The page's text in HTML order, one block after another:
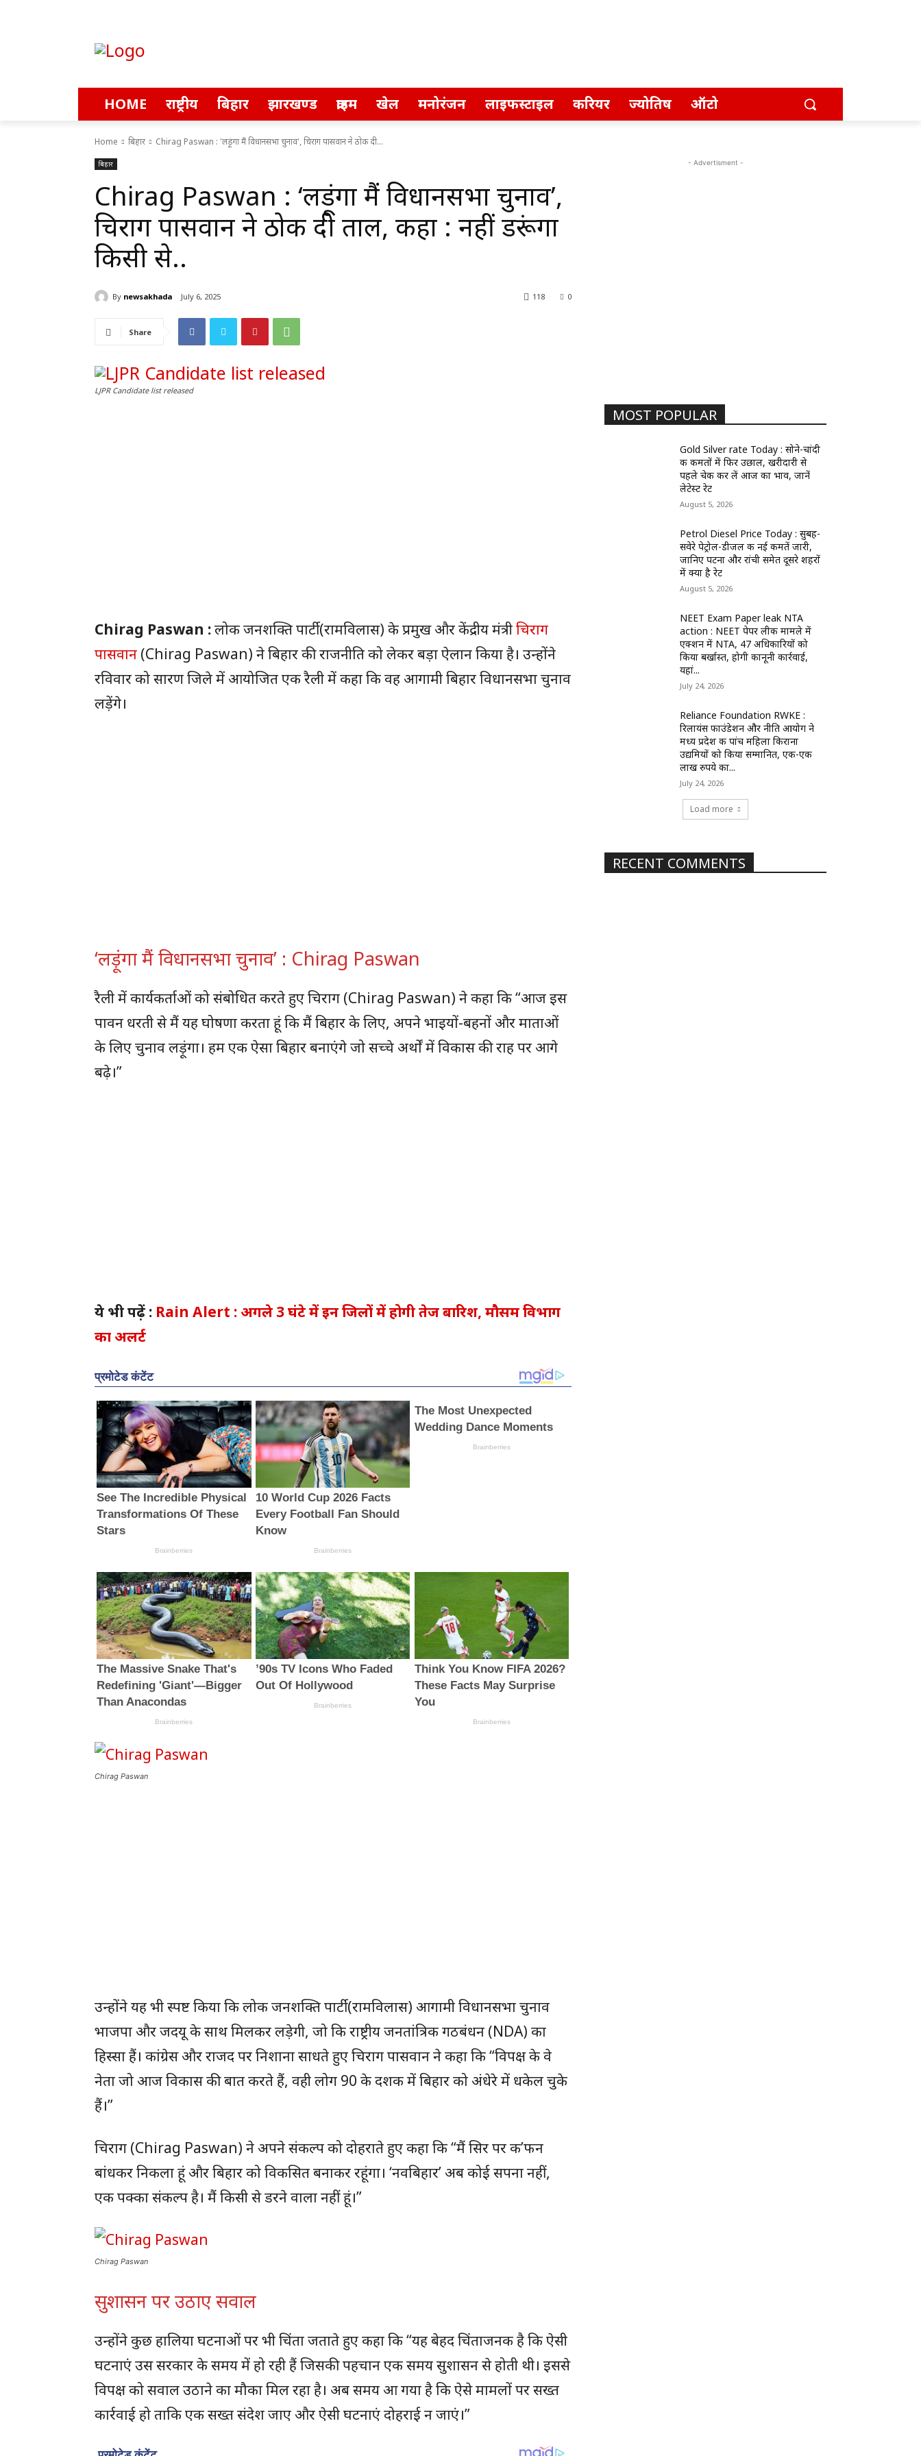
HOME राष्ट्रीय बिहार झारखण्ड क्राइम खेल मनोरंजन लाइफस्टाइल करियर ज्योतिष ऑटो
Home बिहार Chirag Paswan : 'लड़ूंगा मैं विधानसभा चुनाव', चिराग पासवान ने ठोक दी...
बिहार
Chirag Paswan : ‘लड़ूंगा मैं विधानसभा चुनाव’,
चिराग पासवान ने ठोक दी ताल, कहा : नहीं डरूंगा
किसी से..
By newsakhada July 6, 2025 0
118
Share
LJPR Candidate list released
Chirag Paswan :लोक जनशक्ति पार्टी (रामविलास) के प्रमुख और केंद्रीय मंत्रीचिराग
पासवान (Chirag Paswan) ने बिहार की राजनीति को लेकर बड़ा ऐलान किया है। उन्होंने
रविवार को सारण जिले में आयोजित एक रैली में कहा कि वह आगामी बिहार विधानसभा चुनाव
लड़ेंगे।
‘लड़ूंगा मैं विधानसभा चुनाव’ : Chirag Paswan
रैली में कार्यकर्ताओं को संबोधित करते हुए चिराग (Chirag Paswan) ने कहा कि “आज इस
पावन धरती से मैं यह घोषणा करता हूं कि मैं बिहार के लिए, अपने भाइयों-बहनों और माताओं
के लिए चुनाव लड़ूंगा। हम एक ऐसा बिहार बनाएंगे जो सच्चे अर्थों में विकास की राह पर आगे
बढ़े।”
ये भी पढ़ें : Rain Alert : अगले 3 घंटे में इन जिलों में होगी तेज बारिश, मौसम विभाग
का अलर्ट
Chirag Paswan
उन्होंने यह भी स्पष्ट किया कि लोक जनशक्ति पार्टी (रामविलास) आगामी विधानसभा चुनाव
भाजपा और जदयू के साथ मिलकर लड़ेगी, जो कि राष्ट्रीय जनतांत्रिक गठबंधन (NDA) का
हिस्सा हैं। कांग्रेस और राजद पर निशाना साधते हुए चिराग पासवान ने कहा कि “विपक्ष के वे
नेता जो आज विकास की बात करते हैं, वही लोग 90 के दशक में बिहार को अंधेरे में धकेल चुके
हैं।”
चिराग (Chirag Paswan) ने अपने संकल्प को दोहराते हुए कहा कि “मैं सिर पर क’फन
बांधकर निकला हूं और बिहार को विकसित बनाकर रहूंगा। ‘नवबिहार’ अब कोई सपना नहीं,
एक पक्का संकल्प है। मैं किसी से डरने वाला नहीं हूं।”
Chirag Paswan
सुशासन पर उठाए सवाल
उन्होंने कुछ हालिया घटनाओं पर भी चिंता जताते हुए कहा कि “यह बेहद चिंताजनक है कि ऐसी
घटनाएं उस सरकार के समय में हो रही हैं जिसकी पहचान एक समय सुशासन से होती थी। इससे
विपक्ष को सवाल उठाने का मौका मिल रहा है। अब समय आ गया है कि ऐसे मामलों पर सख्त
कार्रवाई हो ताकि एक सख्त संदेश जाए और ऐसी घटनाएं दोहराई न जाएं।”
- Advertisment -
MOST POPULAR
Gold Silver rate Today : सोने-चांदी
की कीमतों में फिर उछाल, खरीदारी से
पहले चेक कर लें आज का भाव, जानें
लेटेस्ट रेट
August 5, 2026
Petrol Diesel Price Today : सुबह-
सवेरे पेट्रोल-डीजल की नई कीमतें जारी,
जानिए पटना और रांची समेत दूसरे शहरों
में क्या है रेट
August 5, 2026
NEET Exam Paper leak NTA
action : NEET पेपर लीक मामले में
एक्शन में NTA, 47 अधिकारियों को
किया बर्खास्त, होगी कानूनी कार्रवाई,
यहां...
July 24, 2026
Reliance Foundation RWKE :
रिलायंस फाउंडेशन और नीति आयोग ने
मध्य प्रदेश की पांच महिला किराना
उद्यमियों को किया सम्मानित, एक-एक
लाख रुपये का...
July 24, 2026
Load more
RECENT COMMENTS